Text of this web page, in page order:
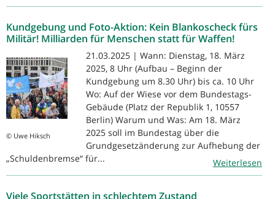
Kundgebung und Foto-Aktion: Kein Blankoscheck fürs
Militär! Milliarden für Menschen statt für Waffen!
© Uwe Hiksch
21.03.2025 | Wann: Dienstag, 18. März
2025, 8 Uhr (Aufbau – Beginn der
Kundgebung um 8.30 Uhr) bis ca. 10 Uhr
Wo: Auf der Wiese vor dem Bundestags-
Gebäude (Platz der Republik 1, 10557
Berlin) Warum und Was: Am 18. März
2025 soll im Bundestag über die
Grundgesetzänderung zur Aufhebung der
„Schuldenbremse“ für...
Weiterlesen
Viele Sportstätten in schlechtem Zustand